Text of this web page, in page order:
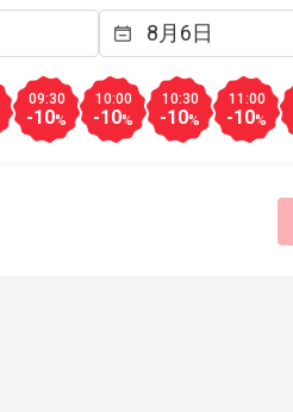
09:30
-10%
10:00
-10%
10:30
-10%
11:00
-10%